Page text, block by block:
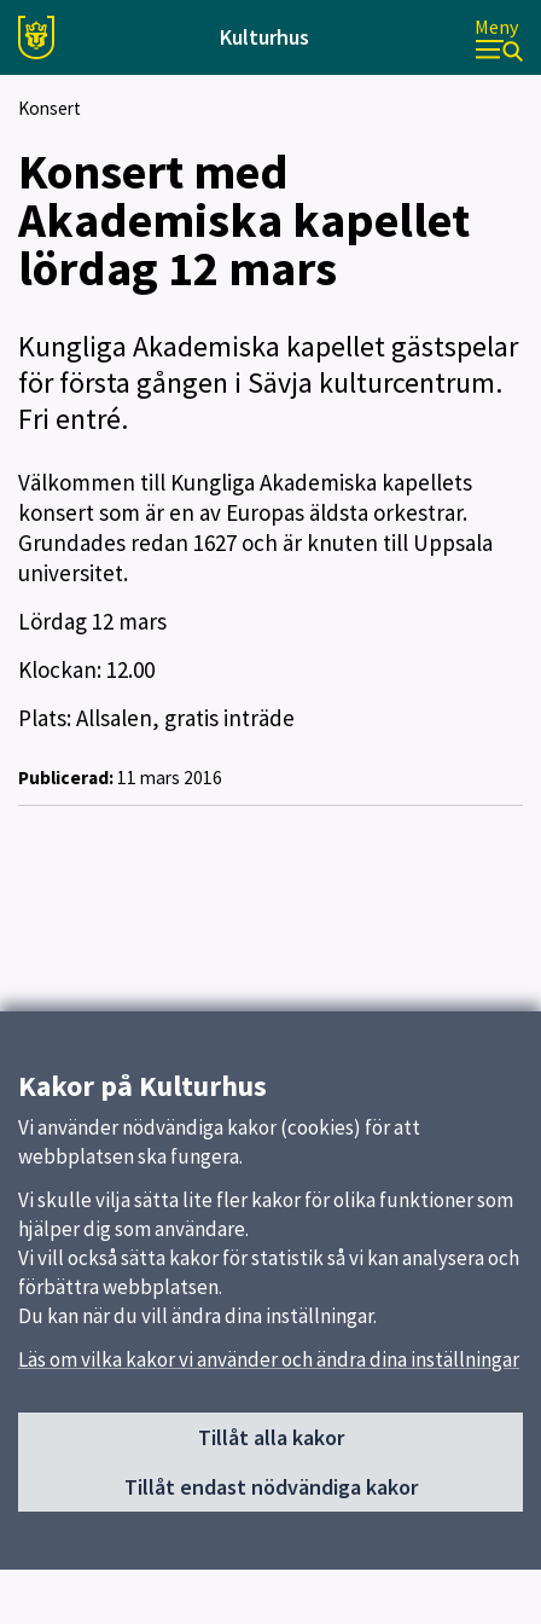
Kulturhus Meny
Konsert
Konsert med
Akademiska kapellet
lördag 12 mars
Kungliga Akademiska kapellet gästspelar
för första gången i Sävja kulturcentrum.
Fri entré.
Välkommen till Kungliga Akademiska kapellets
konsert som är en av Europas äldsta orkestrar.
Grundades redan 1627 och är knuten till Uppsala
universitet.
Lördag 12 mars
Klockan: 12.00
Plats: Allsalen, gratis inträde
Publicerad: 11 mars 2016
Kakor på Kulturhus
Vi använder nödvändiga kakor (cookies) för att
webbplatsen ska fungera.
Vi skulle vilja sätta lite fler kakor för olika funktioner som
hjälper dig som användare.
Vi vill också sätta kakor för statistik så vi kan analysera och
förbättra webbplatsen.
Du kan när du vill ändra dina inställningar.
Läs om vilka kakor vi använder och ändra dina inställningar
Tillåt alla kakor
Tillåt endast nödvändiga kakor
Sidfot
Om Uppsalas kulturhus